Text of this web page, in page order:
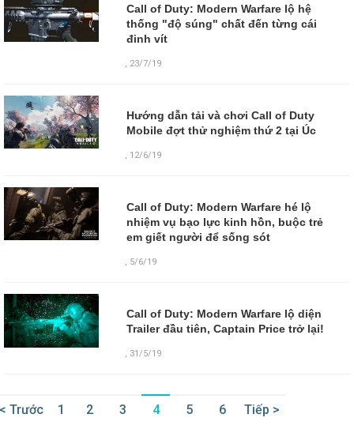
Call of Duty: Modern Warfare lộ hệ
thống "độ súng" chất đến từng cái
đinh vít
, 23/7/19
Hướng dẫn tải và chơi Call of Duty
Mobile đợt thử nghiệm thứ 2 tại Úc
, 12/6/19
Call of Duty: Modern Warfare hé lộ
nhiệm vụ bạo lực kinh hồn, buộc trẻ
em giết người để sống sót
, 5/6/19
Call of Duty: Modern Warfare lộ diện
Trailer đầu tiên, Captain Price trở lại!
, 31/5/19
< Trước 1 2 3 4 5 6 Tiếp >